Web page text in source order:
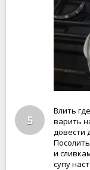
5
Влить
варить
довести
и
супу